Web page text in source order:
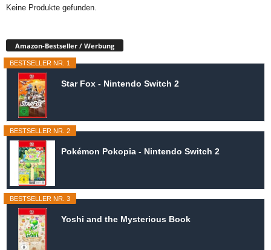
Keine Produkte gefunden.
Amazon-Bestseller / Werbung
BESTSELLER NR. 1
Star Fox - Nintendo Switch 2
BESTSELLER NR. 2
Pokémon Pokopia - Nintendo Switch 2
BESTSELLER NR. 3
Yoshi and the Mysterious Book